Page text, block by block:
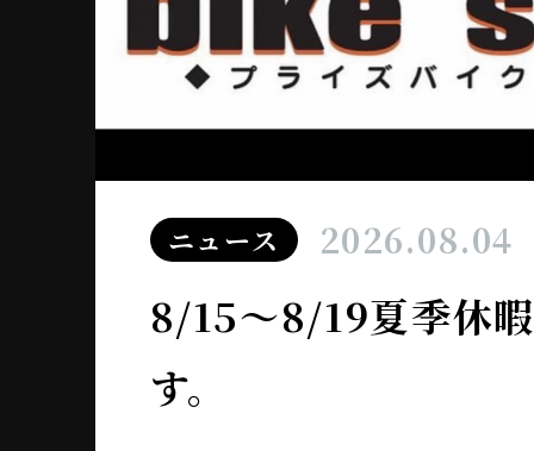
ニュース 2026.08.04
8/15～8/19夏季休
す。